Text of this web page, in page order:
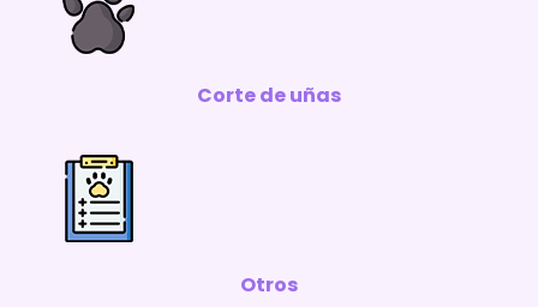
Corte de uñas
Otros